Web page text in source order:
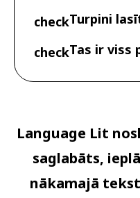
checkTurpini
checkTas ir viss
Language Lit
saglabāts,
nākamajā